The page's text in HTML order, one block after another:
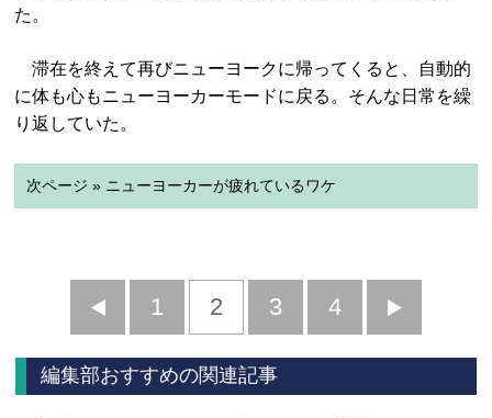
た。
滞在を終えて再びニューヨークに帰ってくると、自動的
に体も心もニューヨーカーモードに戻る。そんな日常を繰
り返していた。
次ページ » ニューヨーカーが疲れているワケ
前
へ
1 2 3 4
へ
編集部おすすめの関連記事